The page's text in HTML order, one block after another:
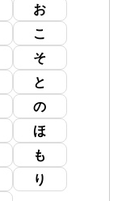
お
こ
そ
と
の
ほ
も
り